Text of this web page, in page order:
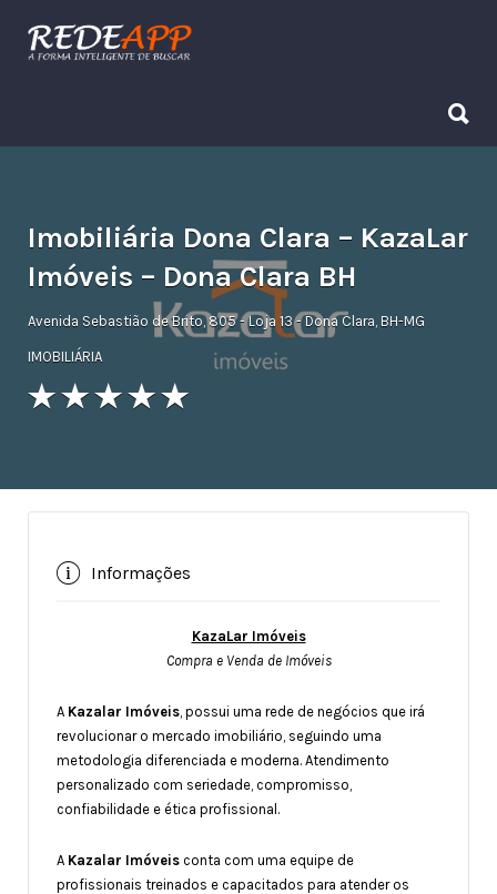
Procurar:
Imobiliária Dona Clara – KazaLar
Imóveis – Dona Clara BH
Avenida Sebastião de Brito, 805 - Loja 13 - Dona Clara, BH-MG
IMOBILIÁRIA
Informações
KazaLar Imóveis
Compra e Venda de Imóveis
A Kazalar Imóveis , possui uma rede de negócios que irá
revolucionar o mercado imobiliário, seguindo uma
metodologia diferenciada e moderna. Atendimento
personalizado com seriedade, compromisso,
confiabilidade e ética profissional.
A Kazalar Imóveis conta com uma equipe de
profissionais treinados e capacitados para atender os